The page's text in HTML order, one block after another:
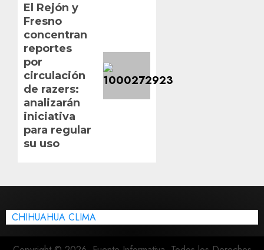
Next
post:
El Rejón y
Fresno
concentran
reportes
por
circulación
de razers:
analizarán
iniciativa
para regular
su uso
CHIHUAHUA CLIMA